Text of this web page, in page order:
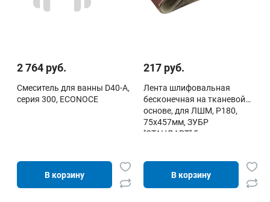
2 764 руб.
Смеситель для ванны D40-A,
серия 300, ECONOCE
В корзину
217 руб.
Лента шлифовальная
бесконечная на тканевой
основе, для ЛШМ, P180,
75х457мм, ЗУБР
"СТАНДАРТ" 5 шт
В корзину